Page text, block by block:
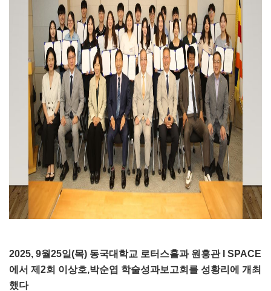
2025, 9월25일(목) 동국대학교 로터스홀과 원흥관 I SPACE
에서 제2회 이상호,박순엽 학술성과보고회를 성황리에 개최
했다